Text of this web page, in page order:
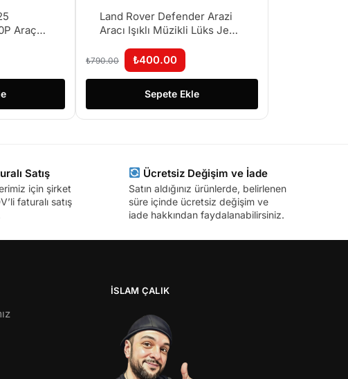
Araç
Land Rover Defender Arazi
Aracı Işıklı Müzikli Lüks Jeep
Sürtmeli 17CM
₺790.00 ₺400.00
Sepete Ekle
Satış
için şirket
faturalı satış
Ücretsiz Değişim ve İade
Satın aldığınız ürünlerde, belirlenen
süre içinde ücretsiz değişim ve
iade hakkından faydalanabilirsiniz.
İSLAM ÇALIK